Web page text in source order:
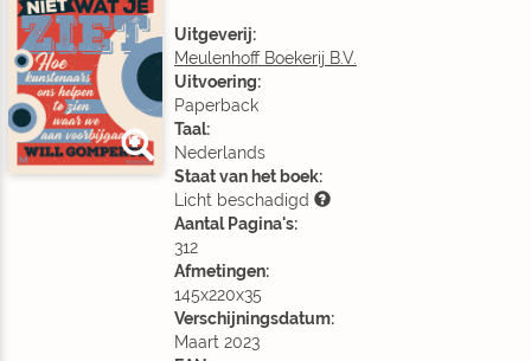
Uitgeverij:
Meulenhoff Boekerij B.V.
Uitvoering:
Paperback
Taal:
Nederlands
Staat van het boek:
Licht beschadigd
Aantal Pagina's:
312
Afmetingen:
145x220x35
Verschijningsdatum:
Maart 2023